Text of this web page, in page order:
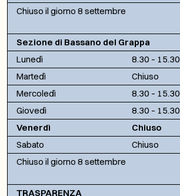
Chiuso il giorno 8 settembre
Sezione di Bassano del Grappa
Lunedì
8.30 – 15.30
Martedì
Chiuso
Mercoledì
8.30 – 15.30
Giovedì
8.30 – 15.30
Venerdì
Chiuso
Sabato
Chiuso
Chiuso il giorno 8 settembre
TRASPARENZA